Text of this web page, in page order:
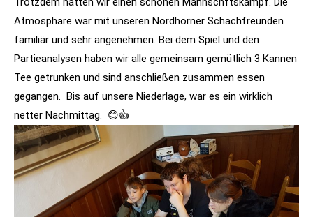
Atmosphäre war mit unseren Nordhorner Schachfreunden
familiär und sehr angenehmen. Bei dem Spiel und den
Partieanalysen haben wir alle gemeinsam gemütlich 3 Kannen
Tee getrunken und sind anschließen zusammen essen
gegangen. Bis auf unsere Niederlage, war es ein wirklich
netter Nachmittag. 😊👍